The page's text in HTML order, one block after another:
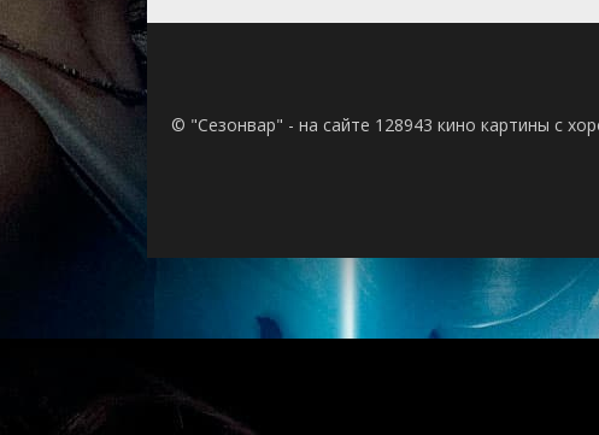
© "Сезонвар" - на сайте 128943 кино картины с